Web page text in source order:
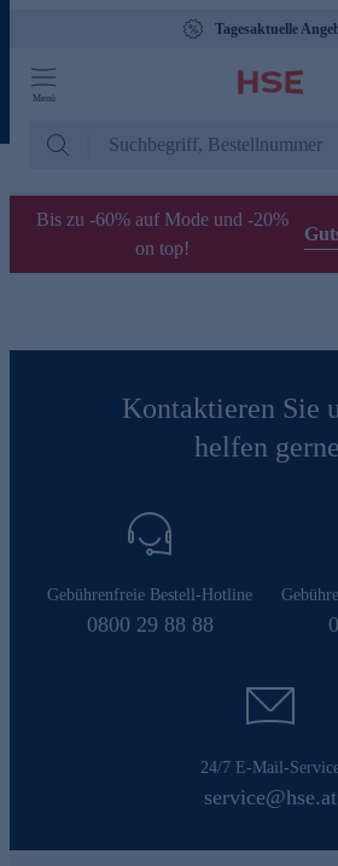
Tagesaktuelle
Menü
Bis zu -60% auf Mode und -20%
on top!
Kontaktieren Sie
helfen
Gebührenfreie Bestell-Hotline
0800 29 88 88
24/7 E-Mail-
service@hse.at